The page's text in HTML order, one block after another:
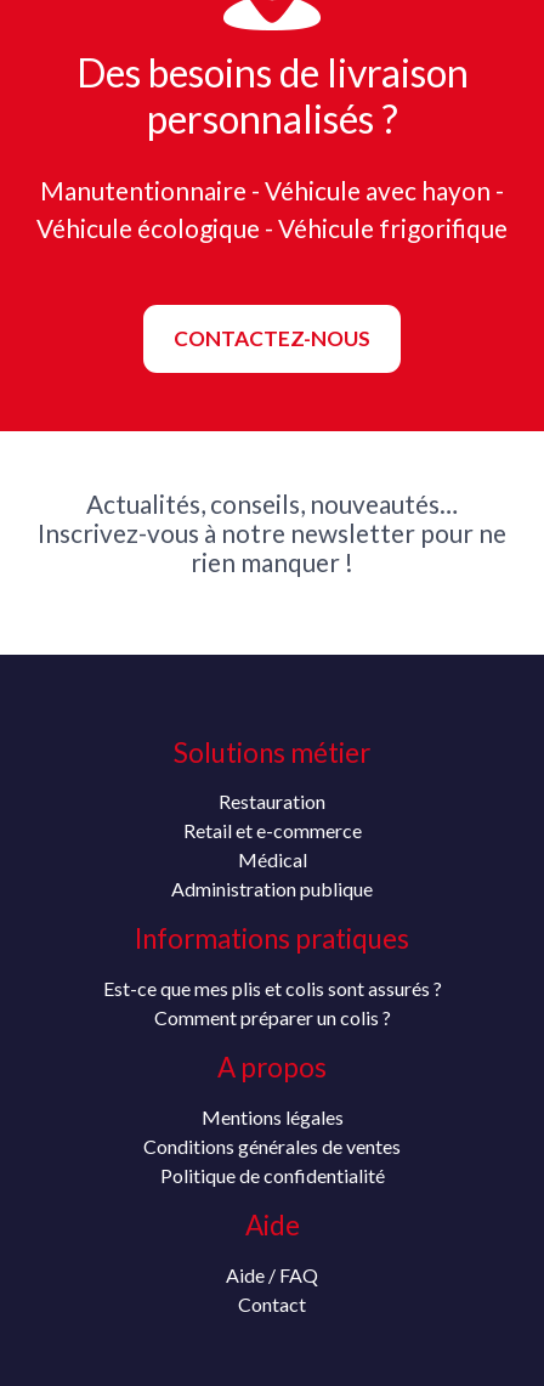
Des besoins de livraison
personnalisés ?
Manutentionnaire - Véhicule avec hayon -
Véhicule écologique - Véhicule frigorifique
CONTACTEZ-NOUS
Actualités, conseils, nouveautés…
Inscrivez-vous à notre newsletter pour ne
rien manquer !
Solutions métier
Restauration
Retail et e-commerce
Médical
Administration publique
Informations pratiques
Est-ce que mes plis et colis sont assurés ?
Comment préparer un colis ?
A propos
Mentions légales
Conditions générales de ventes
Politique de confidentialité
Aide
Aide / FAQ
Contact